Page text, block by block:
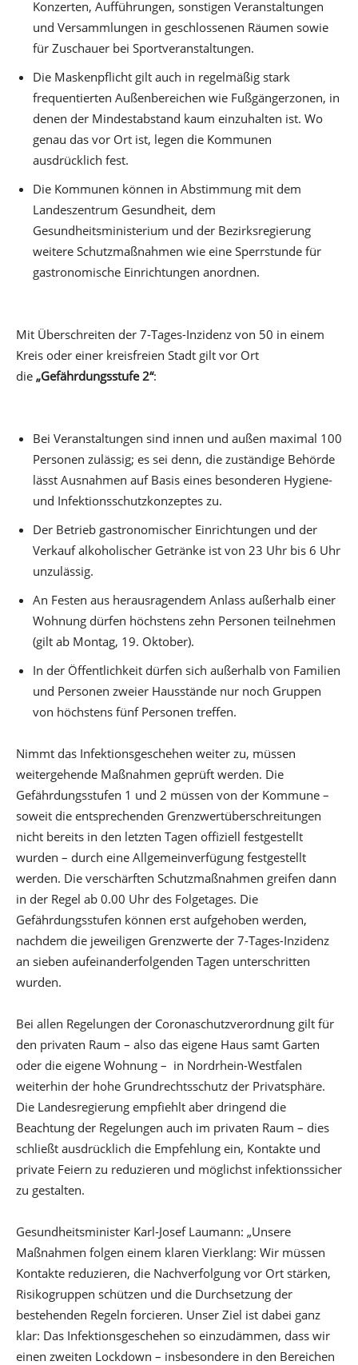
Konzerten, Aufführungen, sonstigen Veranstaltungen
und Versammlungen in geschlossenen Räumen sowie
für Zuschauer bei Sportveranstaltungen.
Die Maskenpflicht gilt auch in regelmäßig stark
frequentierten Außenbereichen wie Fußgängerzonen, in
denen der Mindestabstand kaum einzuhalten ist. Wo
genau das vor Ort ist, legen die Kommunen
ausdrücklich fest.
Die Kommunen können in Abstimmung mit dem
Landeszentrum Gesundheit, dem
Gesundheitsministerium und der Bezirksregierung
weitere Schutzmaßnahmen wie eine Sperrstunde für
gastronomische Einrichtungen anordnen.
Mit Überschreiten der 7-Tages-Inzidenz von 50 in einem
Kreis oder einer kreisfreien Stadt gilt vor Ort
die „Gefährdungsstufe 2“:
Bei Veranstaltungen sind innen und außen maximal 100
Personen zulässig; es sei denn, die zuständige Behörde
lässt Ausnahmen auf Basis eines besonderen Hygiene-
und Infektionsschutzkonzeptes zu.
Der Betrieb gastronomischer Einrichtungen und der
Verkauf alkoholischer Getränke ist von 23 Uhr bis 6 Uhr
unzulässig.
An Festen aus herausragendem Anlass außerhalb einer
Wohnung dürfen höchstens zehn Personen teilnehmen
(gilt ab Montag, 19. Oktober).
In der Öffentlichkeit dürfen sich außerhalb von Familien
und Personen zweier Hausstände nur noch Gruppen
von höchstens fünf Personen treffen.
Nimmt das Infektionsgeschehen weiter zu, müssen
weitergehende Maßnahmen geprüft werden. Die
Gefährdungsstufen 1 und 2 müssen von der Kommune –
soweit die entsprechenden Grenzwertüberschreitungen
nicht bereits in den letzten Tagen offiziell festgestellt
wurden – durch eine Allgemeinverfügung festgestellt
werden. Die verschärften Schutzmaßnahmen greifen dann
in der Regel ab 0.00 Uhr des Folgetages. Die
Gefährdungsstufen können erst aufgehoben werden,
nachdem die jeweiligen Grenzwerte der 7-Tages-Inzidenz
an sieben aufeinanderfolgenden Tagen unterschritten
wurden.
Bei allen Regelungen der Coronaschutzverordnung gilt für
den privaten Raum – also das eigene Haus samt Garten
oder die eigene Wohnung – in Nordrhein-Westfalen
weiterhin der hohe Grundrechtsschutz der Privatsphäre.
Die Landesregierung empfiehlt aber dringend die
Beachtung der Regelungen auch im privaten Raum – dies
schließt ausdrücklich die Empfehlung ein, Kontakte und
private Feiern zu reduzieren und möglichst infektionssicher
zu gestalten.
Gesundheitsminister Karl-Josef Laumann: „Unsere
Maßnahmen folgen einem klaren Vierklang: Wir müssen
Kontakte reduzieren, die Nachverfolgung vor Ort stärken,
Risikogruppen schützen und die Durchsetzung der
bestehenden Regeln forcieren. Unser Ziel ist dabei ganz
klar: Das Infektionsgeschehen so einzudämmen, dass wir
einen zweiten Lockdown – insbesondere in den Bereichen